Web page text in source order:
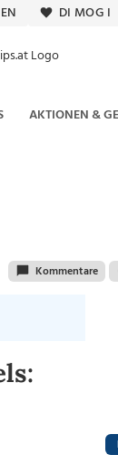
DI MOG I
AKTIONEN &
Kommentare